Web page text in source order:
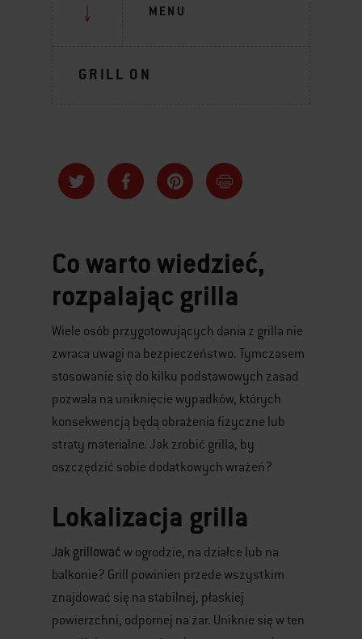
MENU
GRILL ON
Co warto wiedzieć,
rozpalając grilla
Wiele osób przygotowujących dania z grilla nie
zwraca uwagi na bezpieczeństwo. Tymczasem
stosowanie się do kilku podstawowych zasad
pozwala na uniknięcie wypadków, których
konsekwencją będą obrażenia fizyczne lub
straty materialne. Jak zrobić grilla, by
oszczędzić sobie dodatkowych wrażeń?
Lokalizacja grilla
Jak grillować w ogrodzie, na działce lub na
balkonie? Grill powinien przede wszystkim
znajdować się na stabilnej, płaskiej
powierzchni, odpornej na żar. Uniknie się w ten